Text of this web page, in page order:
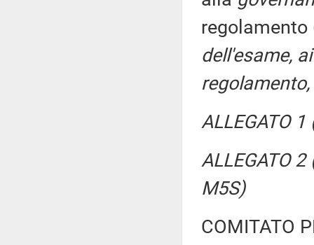
dell'esame,
ALLEGATO
ALLEGATO
M5S)
COMITATO